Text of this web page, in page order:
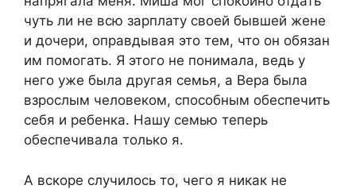
чуть ли не всю зарплату своей бывшей жене
и дочери, оправдывая это тем, что он обязан
им помогать. Я этого не понимала, ведь у
него уже была другая семья, а Вера была
взрослым человеком, способным обеспечить
себя и ребенка. Нашу семью теперь
обеспечивала только я.
А вскоре случилось то, чего я никак не